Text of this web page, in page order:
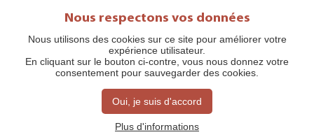
COMMERCES, ARTISANS ET
SERVICES
Nous respectons vos données
Nous utilisons des cookies sur ce site pour améliorer votre
expérience utilisateur.
En cliquant sur le bouton ci-contre, vous nous donnez votre
consentement pour sauvegarder des cookies.
Oui, je suis d'accord
Plus d'informations